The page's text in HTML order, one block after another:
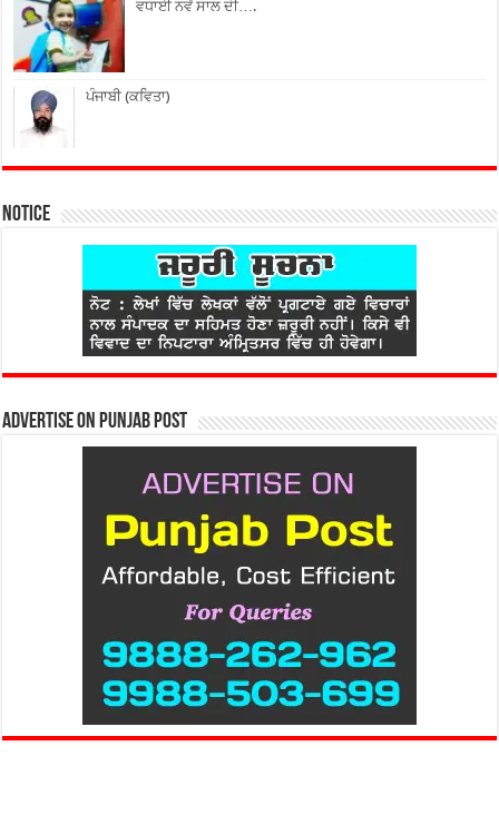
ਵਧਾਈ ਨਵੇਂ ਸਾਲ ਦੀ….
ਪੰਜਾਬੀ (ਕਵਿਤਾ)
Notice
Advertise on Punjab Post